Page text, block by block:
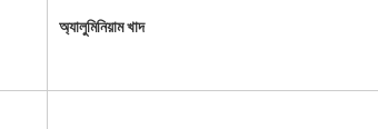
অ্যালুমিনিয়াম খাদ